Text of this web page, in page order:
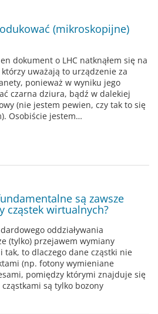
(mikroskopijne)
dokument o LHC natknąłem się na
uważają to urządzenie za
ponieważ w wyniku jego
czarna dziura, bądź w dalekiej
(nie jestem pewien, czy tak to się
Osobiście jestem…
są zawsze
cząstek wirtualnych?
oddziaływania
(tylko) przejawem wymiany
tak, to dlaczego dane cząstki nie
(np. fotony wymieniane
pomiędzy którymi znajduje się
są tylko bozony